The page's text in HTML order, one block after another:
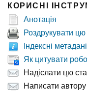
КОРИСНІ
Анотація
Роздрукувати цю
Індексні метадані
Як цитувати
Надіслати цю
Написати автору